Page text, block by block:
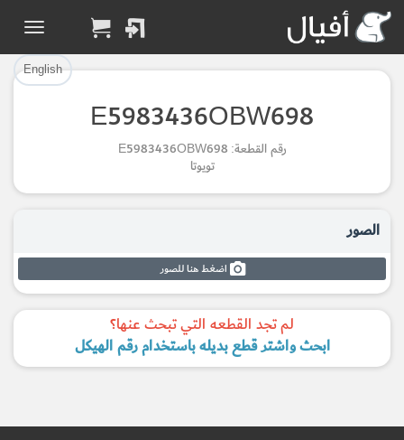
English
E5983436OBW698
رقم القطعة: E5983436OBW698
تويوتا
الصور
اضغط هنا للصور
لم تجد القطعه التي تبحث عنها؟
ابحث واشتر قطع بديله باستخدام رقم الهيكل
تم إضافة القطعة بنجاح.
الرجوع لصفحة البحث
Part Successfully
Selected
Return to Search Page
تم إضافة القطعة للسلة بنجاح.
إتمام عملية الشراء
Part Added to Cart
Checkout